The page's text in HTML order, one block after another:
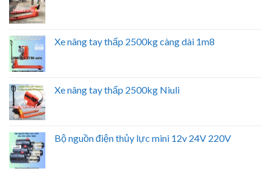
Xe nâng tay thấp 2500kg càng dài 1m8
Xe nâng tay thấp 2500kg Niuli
Bộ nguồn điện thủy lực mini 12v 24V 220V